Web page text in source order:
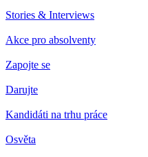
Stories & Interviews
Akce pro absolventy
Zapojte se
Darujte
Kandidáti na trhu práce
Osvěta